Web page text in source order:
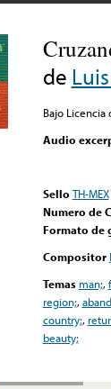
de
Bajo Licencia
Audio
Sello TH-MEX
Numero de
Formato de
Compositor
Temas man;,
region;,
country;,
beauty;